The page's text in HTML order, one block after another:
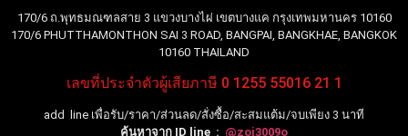
170/6 ถ.พุทธมณฑลสาย 3 แขวงบางไผ่ เขตบางแค กรุงเทพมหานคร 10160
170/6 PHUTTHAMONTHON SAI 3 ROAD, BANGPAI, BANGKHAE, BANGKOK
10160 THAILAND
เลขที่ประจำตัวผู้เสียภาษี 0 1255 55016 21 1
add line เพื่อรับ/ราคา/ส่วนลด/สั่งซื้อ/สะสมแต้ม/จบเพียง 3 นาที
ค้นหาจาก ID line : @zoi3009o